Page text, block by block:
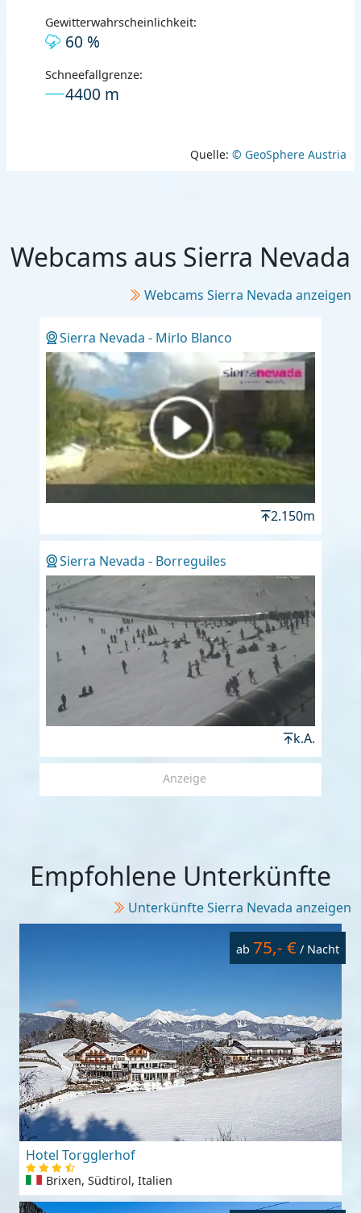
Gewitterwahrscheinlichkeit:
60 %
Schneefallgrenze:
4400 m
Quelle: © GeoSphere Austria
Webcams aus Sierra Nevada
Webcams Sierra Nevada anzeigen
Sierra Nevada - Mirlo Blanco
2.150m
Sierra Nevada - Borreguiles
k.A.
Anzeige
Empfohlene Unterkünfte
Unterkünfte Sierra Nevada anzeigen
ab 75,- € / Nacht
Hotel Torgglerhof
Brixen, Südtirol, Italien